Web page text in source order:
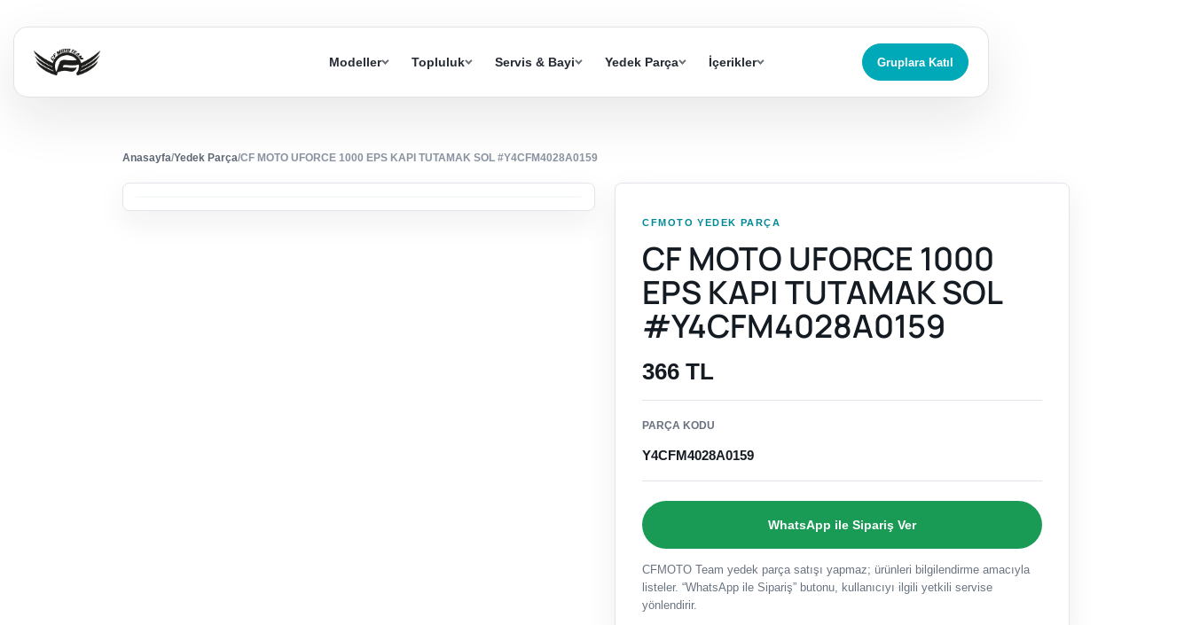
Modeller Topluluk Servis & Bayi Yedek Parça İçerikler Gruplara Katıl
Anasayfa/Yedek Parça/CF MOTO UFORCE 1000 EPS KAPI TUTAMAK SOL #Y4CFM4028A0159
CFMOTO YEDEK PARÇA
CF MOTO UFORCE 1000
EPS KAPI TUTAMAK SOL
#Y4CFM4028A0159
366 TL
PARÇA KODU
Y4CFM4028A0159
WhatsApp ile Sipariş Ver
CFMOTO Team yedek parça satışı yapmaz; ürünleri bilgilendirme amacıyla
listeler. “WhatsApp ile Sipariş” butonu, kullanıcıyı ilgili yetkili servise
yönlendirir.